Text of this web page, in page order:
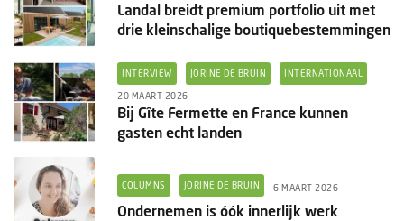
Landal breidt premium portfolio uit met
drie kleinschalige boutiquebestemmingen
INTERVIEW JORINE DE BRUIN INTERNATIONAAL
20 MAART 2026
Bij Gîte Fermette en France kunnen
gasten echt landen
COLUMNS JORINE DE BRUIN 6 MAART 2026
Ondernemen is óók innerlijk werk